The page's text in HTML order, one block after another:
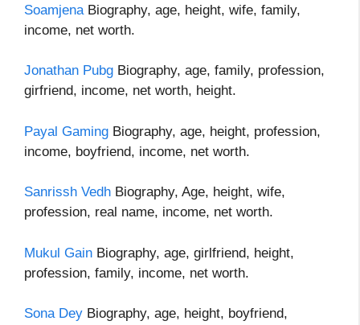
SoamjenaBiography, age, height, wife, family,
income, net worth.
Jonathan Pubg Biography, age, family, profession,
girfriend, income, net worth, height.
Payal Gaming Biography, age, height, profession,
income, boyfriend, income, net worth.
Sanrissh Vedh Biography, Age, height, wife,
profession, real name, income, net worth.
Mukul Gain Biography, age, girlfriend, height,
profession, family, income, net worth.
Sona Dey Biography, age, height, boyfriend,